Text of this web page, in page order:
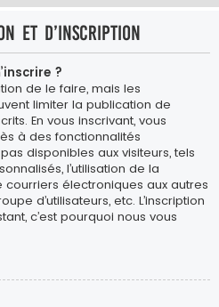
et d’inscription
?
de le faire, mais les
limiter la publication de
En vous inscrivant, vous
à des fonctionnalités
disponibles aux visiteurs, tels
l’utilisation de la
courriers électroniques aux autres
d’utilisateurs, etc. L’inscription
c’est pourquoi nous vous